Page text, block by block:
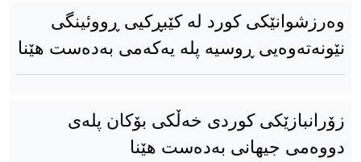
وەرزشوانێکی کورد لە کێبڕکیی ڕووئینگی
نێونەتەوەیی ڕوسیە پلە یەکەمی بەدەست هێنا
زۆرانبازێکی کوردی خەڵکی بۆکان پلەی
دووەمی جیهانی بەدەست هێنا